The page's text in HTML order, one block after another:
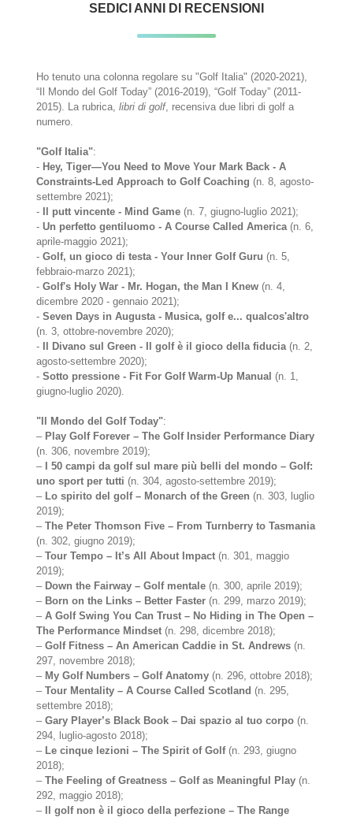
SEDICI ANNI DI RECENSIONI
Ho tenuto una colonna regolare su "Golf Italia" (2020-2021),
“Il Mondo del Golf Today” (2016-2019), “Golf Today” (2011-
2015). La rubrica,libri di golf, recensiva due libri di golf a
numero.
"Golf Italia":
- Hey, Tiger—You Need to Move Your Mark Back - A
Constraints-Led Approach to Golf Coaching (n. 8, agosto-
settembre 2021);
-
Il putt vincente - Mind Game (n. 7, giugno-luglio 2021);
-Un perfetto gentiluomo - A Course Called America(n. 6,
aprile-maggio 2021);
-Golf, un gioco di testa - Your Inner Golf Guru (n. 5,
febbraio-marzo 2021);
-Golf's Holy War - Mr. Hogan, the Man I Knew (n. 4,
dicembre 2020 - gennaio 2021);
-Seven Days in Augusta - Musica, golf e... qualcos'altro
(n. 3, ottobre-novembre 2020);
-
Il Divano sul Green - Il golf è il gioco della fiducia(n. 2,
agosto-settembre 2020);
-Sotto pressione - Fit For Golf Warm-Up Manual (n. 1,
giugno-luglio 2020).
"Il Mondo del Golf Today":
– Play Golf Forever – The Golf Insider Performance Diary
(n. 306, novembre 2019);
–
I 50 campi da golf sul mare più belli del mondo – Golf:
uno sport per tutti (n. 304, agosto-settembre 2019);
– Lo spirito del golf – Monarch of the Green (n. 303, luglio
2019);
–The Peter Thomson Five – From Turnberry to Tasmania
(n. 302, giugno 2019);
–Tour Tempo – It’s All About Impact (n. 301, maggio
2019);
– Down the Fairway – Golf mentale (n. 300, aprile 2019);
– Born on the Links – Better Faster (n. 299, marzo 2019);
–A Golf Swing You Can Trust – No Hiding in The Open –
The Performance Mindset (n. 298, dicembre 2018);
–Golf Fitness – An American Caddie in St. Andrews (n.
297, novembre 2018);
– My Golf Numbers – Golf Anatomy (n. 296, ottobre 2018);
–Tour Mentality – A Course Called Scotland (n. 295,
settembre 2018);
–Gary Player’s Black Book – Dai spazio al tuo corpo (n.
294, luglio-agosto 2018);
– Le cinque lezioni – The Spirit of Golf(n. 293, giugno
2018);
–The Feeling of Greatness – Golf as Meaningful Play (n.
292, maggio 2018);
–
Il golf non è il gioco della perfezione – The Range